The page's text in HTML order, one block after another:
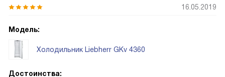
16.05.2019
Модель:
Холодильник Liebherr GKv 4360
Достоинства: